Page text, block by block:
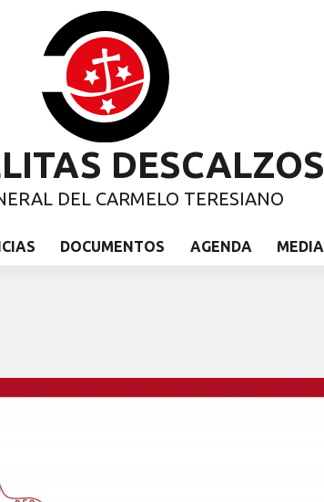
DESCALZOS
DEL CARMELO TERESIANO
DOCUMENTOS AGENDA MEDIA